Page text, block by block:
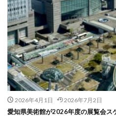
2026年4月1日 2026年7月2日
愛知県美術館が2026年度の展覧会ス